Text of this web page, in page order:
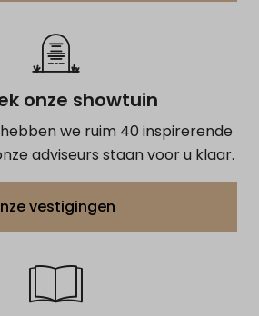
onze showtuin
we ruim 40 inspirerende
adviseurs staan voor u klaar.
vestigingen